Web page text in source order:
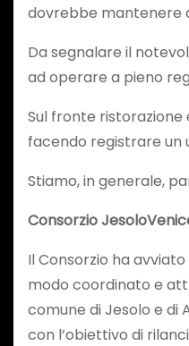
dovrebbe mantenere
Da segnalare il
ad operare a pieno
Sul fronte ristorazione
facendo registrare un
Stiamo, in generale,
Consorzio
Il Consorzio ha
modo coordinato e
comune di Jesolo e di
con l’obiettivo di